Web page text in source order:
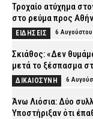
Τροχαίο ατύχημα
στο ρεύμα προς
ΕΙΔΗΣΕΙΣ 6
Σκιάθος: «Δεν
μετά το ξέσπασμα
ΔΙΚΑΙΟΣΥΝΗ 6
Άνω Λιόσια: Δύο
Υποστήριξαν ότι